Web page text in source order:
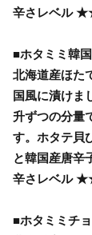
辛さレベ
■ホタミミ韓
北海道産ほた
国風に漬けま
升ずつの分量
す。ホタテ貝
と韓国産唐辛
辛さレベ
■ホタミミチ